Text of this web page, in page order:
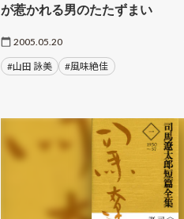
が惹かれる男のたたずまい
2005.05.20
#山田 詠美 #風味絶佳